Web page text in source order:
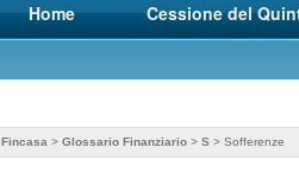
Home Cessione del
Fincasa > Glossario Finanziario > S > Sofferenze